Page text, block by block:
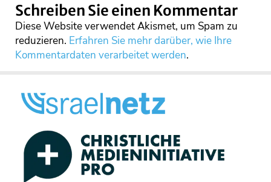
Schreiben Sie einen Kommentar
Diese Website verwendet Akismet, um Spam zu
reduzieren. Erfahren Sie mehr darüber, wie Ihre
Kommentardaten verarbeitet werden.